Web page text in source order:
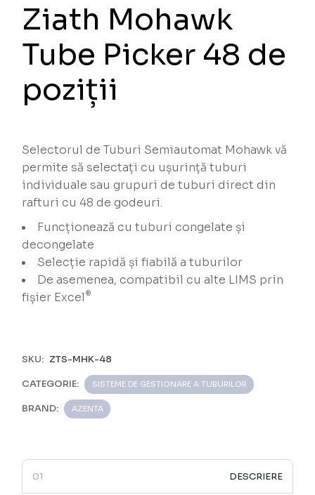
Ziath Mohawk
Tube Picker 48 de
poziții
Selectorul de Tuburi Semiautomat Mohawk vă
permite să selectați cu ușurință tuburi
individuale sau grupuri de tuburi direct din
rafturi cu 48 de godeuri.
Funcționează cu tuburi congelate și
decongelate
Selecție rapidă și fiabilă a tuburilor
De asemenea, compatibil cu alte LIMS prin
fișier Excel ®
SKU: ZTS-MHK-48
CATEGORIE: SISTEME DE GESTIONARE A TUBURILOR
BRAND: AZENTA
DESCRIERE